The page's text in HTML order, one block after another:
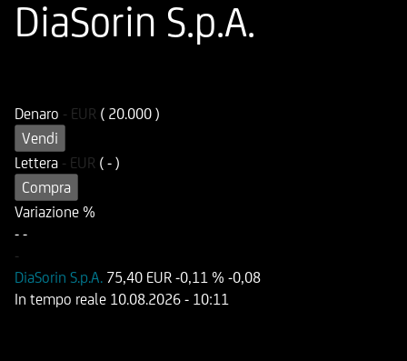
DiaSorin S.p.A.
Denaro - EUR ( 20.000 )
Vendi
Lettera - EUR ( - )
Compra
Variazione %
- -
-
DiaSorin S.p.A. 75,40 EUR -0,11 % -0,08
In tempo reale 10.08.2026 - 10:11